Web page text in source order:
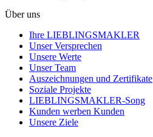
Über uns
Ihre LIEBLINGSMAKLER
Unser Versprechen
Unsere Werte
Unser Team
Auszeichnungen und Zertifikate
Soziale Projekte
LIEBLINGSMAKLER-Song
Kunden werben Kunden
Unsere Ziele